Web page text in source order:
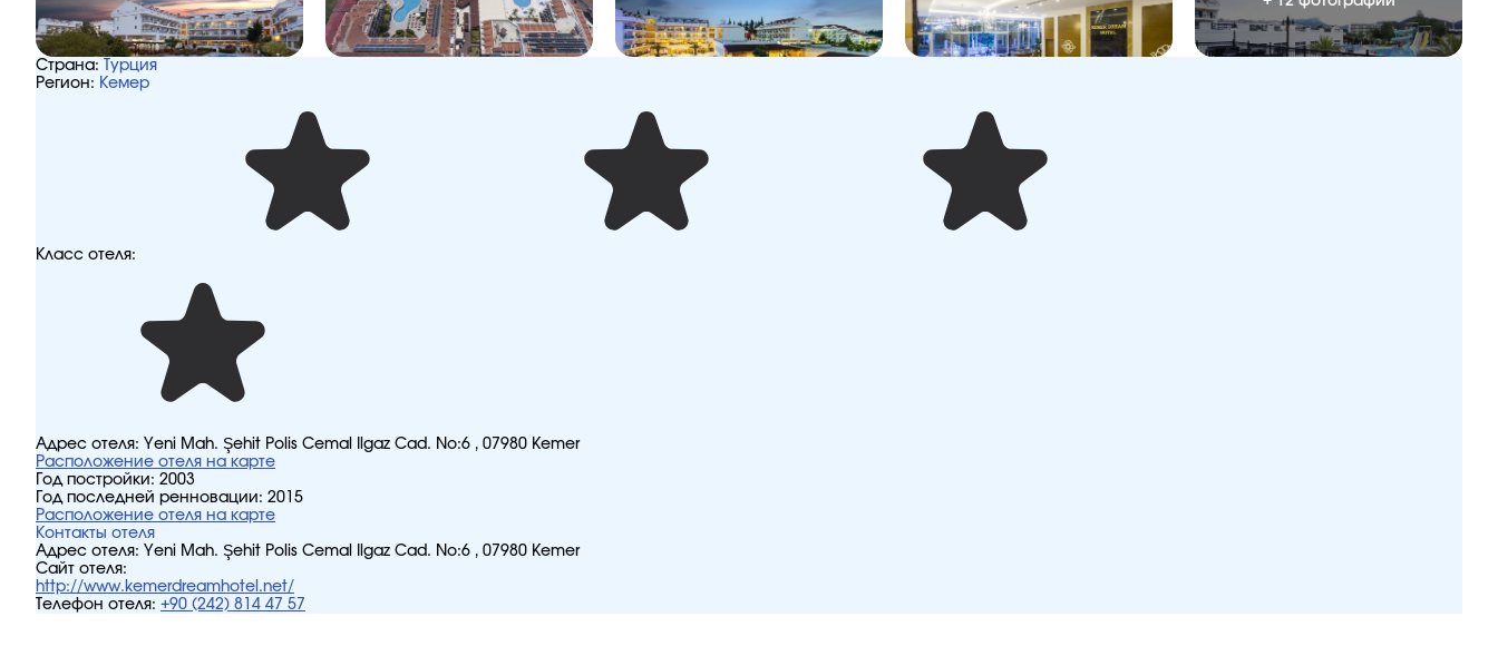
Страна:
Турция
Регион: Кемер
Класс отеля:
Адрес отеля: Yeni Mah. Şehit Polis Cemal Ilgaz Cad. No:6 , 07980 Kemer
Расположение отеля на карте
Год постройки: 2003
Год последней ренновации: 2015
Расположение отеля на карте
Контакты отеля
Адрес отеля: Yeni Mah. Şehit Polis Cemal Ilgaz Cad. No:6 , 07980 Kemer
Сайт отеля:
http://www.kemerdreamhotel.net/
Телефон отеля: +90 (242) 814 47 57